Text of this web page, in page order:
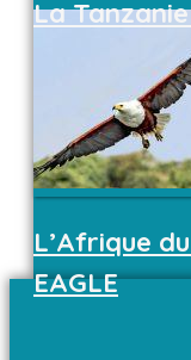
La
L’Afrique
EAGLE